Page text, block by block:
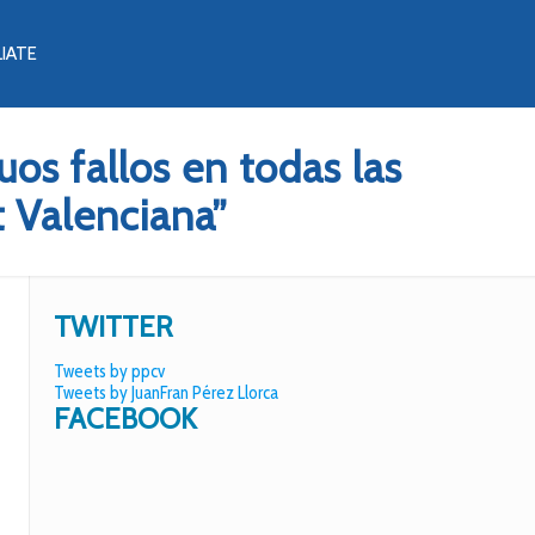
fallos en todas las
TWITTER
Tweets by ppcv
Tweets by JuanFran Pérez Llorca
FACEBOOK